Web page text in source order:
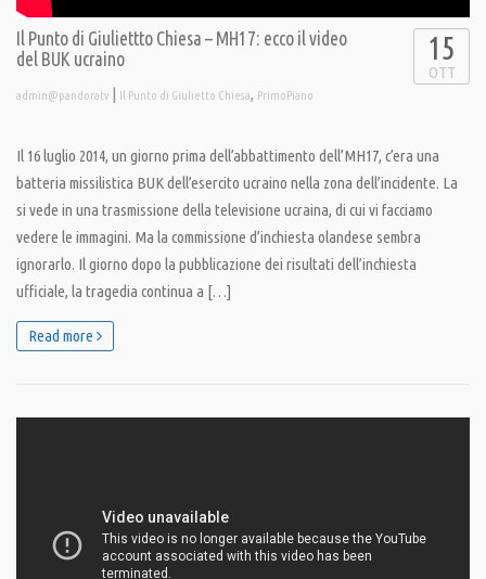
Il Punto di Giuliettto Chiesa – MH17: ecco il video
del BUK ucraino
admin@pandoratv | Il Punto di Giulietto Chiesa, PrimoPiano
15
OTT
Il 16 luglio 2014, un giorno prima dell’abbattimento dell’MH17, c’era una
batteria missilistica BUK dell’esercito ucraino nella zona dell’incidente. La
si vede in una trasmissione della televisione ucraina, di cui vi facciamo
vedere le immagini. Ma la commissione d’inchiesta olandese sembra
ignorarlo. Il giorno dopo la pubblicazione dei risultati dell’inchiesta
ufficiale, la tragedia continua a […]
Read more